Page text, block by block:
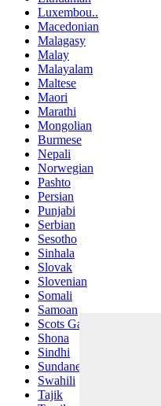
Luxembou..
Macedonian
Malagasy
Malay
Malayalam
Maltese
Maori
Marathi
Mongolian
Burmese
Nepali
Norwegian
Pashto
Persian
Punjabi
Serbian
Sesotho
Sinhala
Slovak
Slovenian
Somali
Samoan
Scots Gaelic
Shona
Sindhi
Sundanese
Swahili
Tajik